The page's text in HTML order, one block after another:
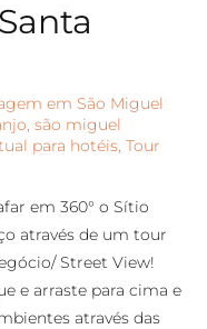
em São Miguel
, são miguel
para hotéis, Tour
em 360° o Sítio
através de um tour
Street View!
e arraste para cima e
através das